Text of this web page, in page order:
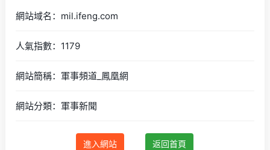
網站域名：mil.ifeng.com
人氣指數：1179
網站簡稱：軍事頻道_鳳凰網
網站分類：軍事新聞
進入網站 返回首頁